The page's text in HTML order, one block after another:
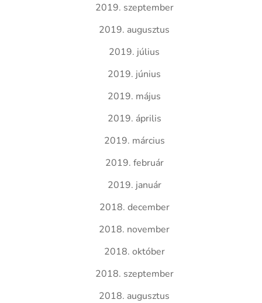
2019. szeptember
2019. augusztus
2019. július
2019. június
2019. május
2019. április
2019. március
2019. február
2019. január
2018. december
2018. november
2018. október
2018. szeptember
2018. augusztus